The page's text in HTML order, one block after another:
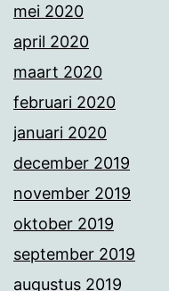
mei 2020
april 2020
maart 2020
februari 2020
januari 2020
december 2019
november 2019
oktober 2019
september 2019
augustus 2019